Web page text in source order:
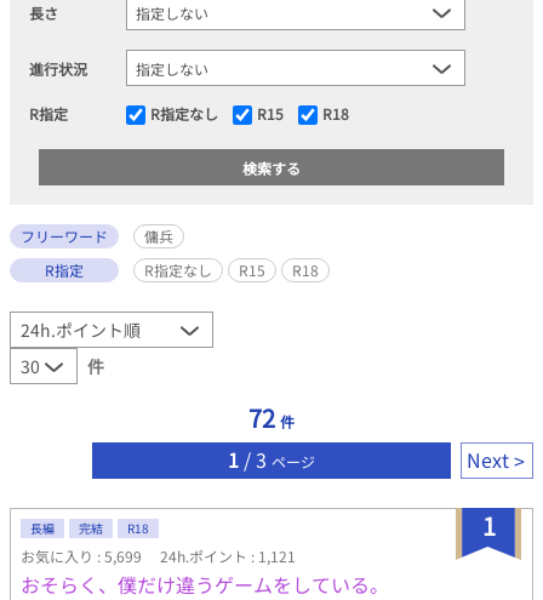
長さ
進行状況
R指定 R指定なし R15 R18
フリーワード
傭兵
R指定
R指定なし R15 R18
件
72 件
1 / 3 ページ Next
1
長編 完結 R18
お気に入り : 5,699 24h.ポイント : 1,121
おそらく、僕だけ違うゲームをしている。